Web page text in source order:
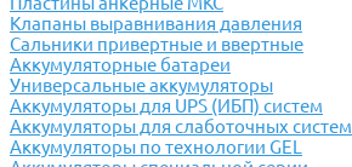
Клапаны выравнивания давления
Сальники привертные и ввертные
Аккумуляторные батареи
Универсальные аккумуляторы
Аккумуляторы для UPS (ИБП) систем
Аккумуляторы для слаботочных систем
Аккумуляторы по технологии GEL